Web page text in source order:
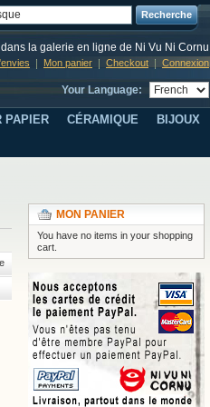
Recherche
la galerie en ligne de Ni Vu Ni Cornu
Mon panier Checkout Connexion
Your Language:
PAPIER CÉRAMIQUE BIJOUX
MON PANIER
You have no items in your shopping
cart.